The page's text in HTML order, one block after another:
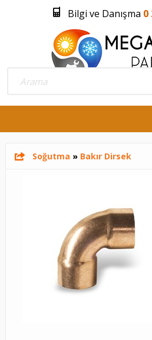
Bilgi ve Danışma 0
Üye Girişi Üye
Soğutma » Bakır Dirsek